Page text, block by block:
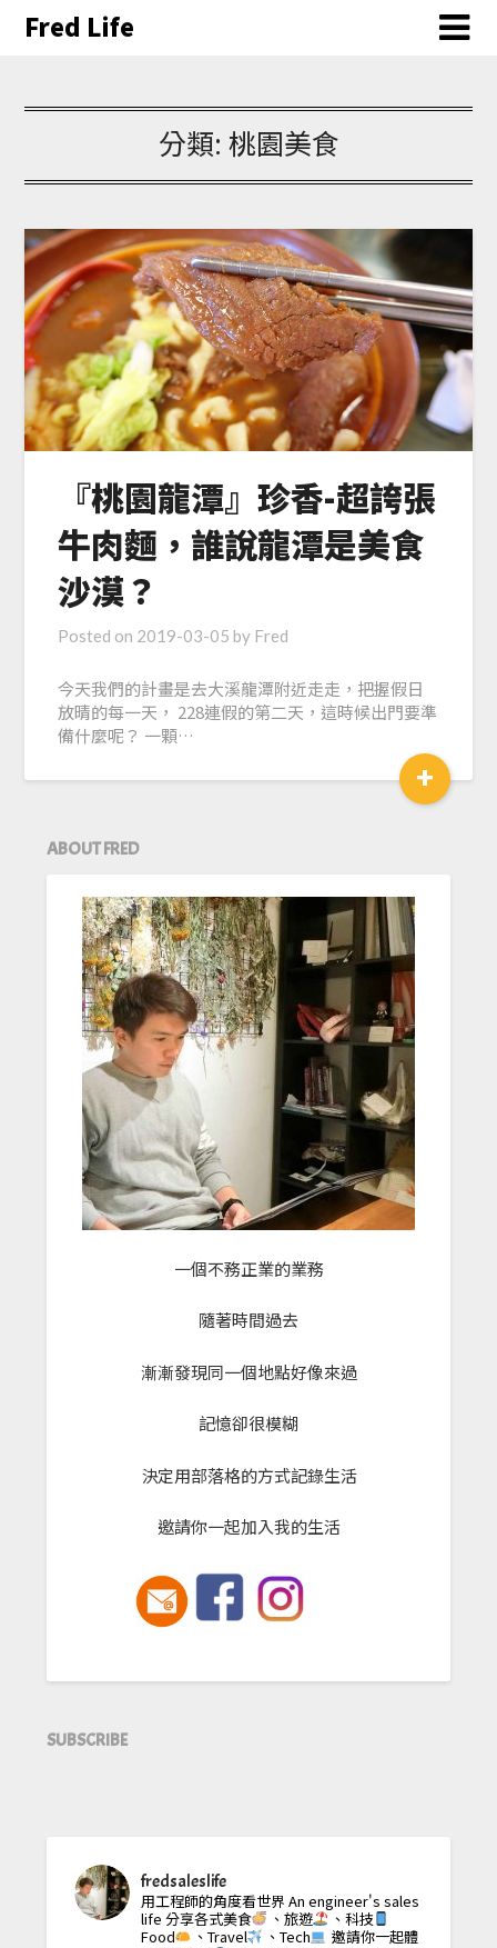
Fred Life
分類: 桃園美食
『桃園龍潭』珍香-超誇張
牛肉麵，誰說龍潭是美食
沙漠？
Posted on 2019-03-05 by Fred
今天我們的計畫是去大溪龍潭附近走走，把握假日
放晴的每一天， 228連假的第二天，這時候出門要準
備什麼呢？ 一顆…
+
ABOUT FRED
一個不務正業的業務
隨著時間過去
漸漸發現同一個地點好像來過
記憶卻很模糊
決定用部落格的方式記錄生活
邀請你一起加入我的生活
SUBSCRIBE
fredsaleslife
用工程師的角度看世界 An engineer's sales
life 分享各式美食 、旅遊
、科技
Food
、Travel 、Tech
邀請你一起體